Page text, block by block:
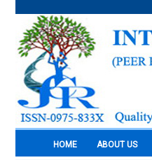
HOME ABOUT US